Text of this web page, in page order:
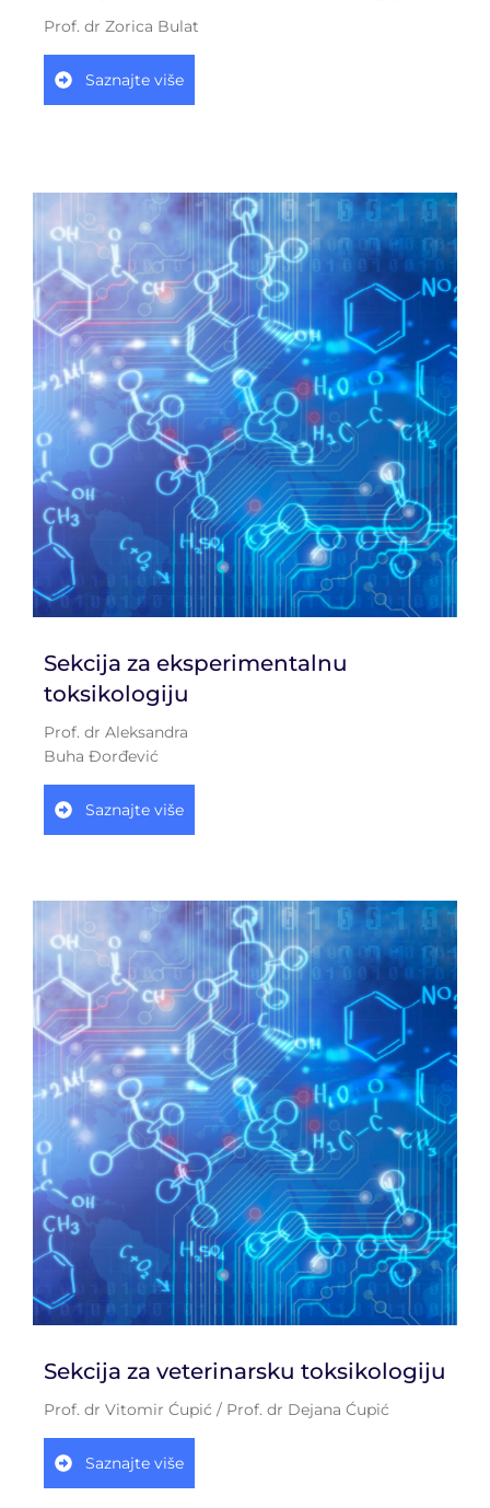
Prof. dr Zorica Bulat
Saznajte više
Sekcija za eksperimentalnu
toksikologiju
Prof. dr Aleksandra
Buha Đorđević
Saznajte više
Sekcija za veterinarsku toksikologiju
Prof. dr Vitomir Ćupić / Prof. dr Dejana Ćupić
Saznajte više